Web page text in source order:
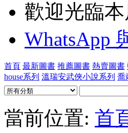
歡迎光臨
WhatsApp
首頁 最新圖書 推薦圖書 熱賣圖書
house系列 溫瑞安武俠小說系列 喬
當前位置: 首